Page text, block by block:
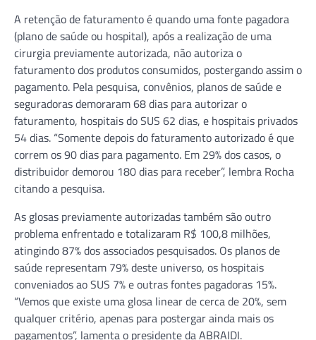
A retenção de faturamento é quando uma fonte pagadora
(plano de saúde ou hospital), após a realização de uma
cirurgia previamente autorizada, não autoriza o
faturamento dos produtos consumidos, postergando assim o
pagamento. Pela pesquisa, convênios, planos de saúde e
seguradoras demoraram 68 dias para autorizar o
faturamento, hospitais do SUS 62 dias, e hospitais privados
54 dias. “Somente depois do faturamento autorizado é que
correm os 90 dias para pagamento. Em 29% dos casos, o
distribuidor demorou 180 dias para receber”, lembra Rocha
citando a pesquisa.
As glosas previamente autorizadas também são outro
problema enfrentado e totalizaram R$ 100,8 milhões,
atingindo 87% dos associados pesquisados. Os planos de
saúde representam 79% deste universo, os hospitais
conveniados ao SUS 7% e outras fontes pagadoras 15%.
“Vemos que existe uma glosa linear de cerca de 20%, sem
qualquer critério, apenas para postergar ainda mais os
pagamentos”, lamenta o presidente da ABRAIDI.